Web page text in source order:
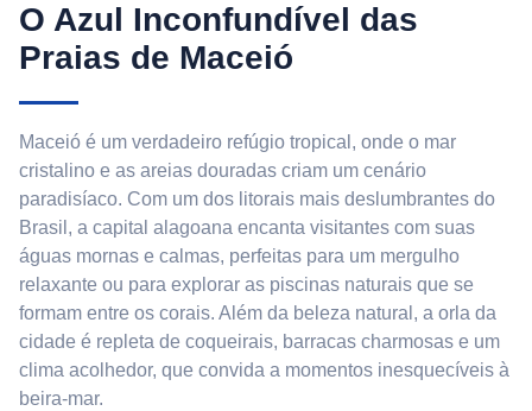
O Azul Inconfundível das
Praias de Maceió
Maceió é um verdadeiro refúgio tropical, onde o mar
cristalino e as areias douradas criam um cenário
paradisíaco. Com um dos litorais mais deslumbrantes do
Brasil, a capital alagoana encanta visitantes com suas
águas mornas e calmas, perfeitas para um mergulho
relaxante ou para explorar as piscinas naturais que se
formam entre os corais. Além da beleza natural, a orla da
cidade é repleta de coqueirais, barracas charmosas e um
clima acolhedor, que convida a momentos inesquecíveis à
beira-mar.